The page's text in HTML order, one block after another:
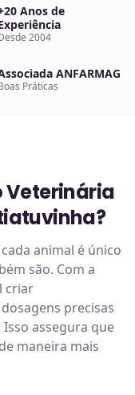
Anos de
2004
ANFARMAG
Práticas
Veterinária
animal é único
são. Com a
criar
precisas
assegura que
maneira mais